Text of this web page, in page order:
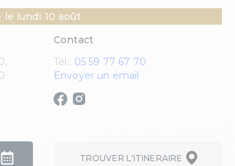
lundi 10 août
Contact
Tél.: 05 59 77 67 70
Envoyer un email
TROUVER L'ITINERAIRE